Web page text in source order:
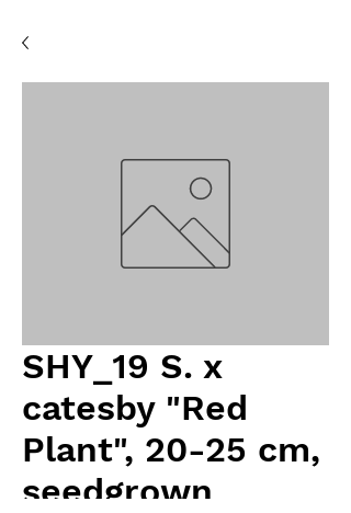
SHY_19 S. x
catesby "Red
Plant", 20-25 cm,
seedgrown